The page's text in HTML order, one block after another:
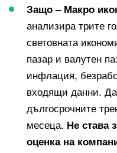
Защо – Макро
анализира трите
световната
пазар и валутен
инфлация,
входящи данни.
дългосрочните
месеца. Не става
оценка на